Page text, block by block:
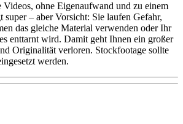
ohne Eigenaufwand und zu einem
super – aber Vorsicht: Sie laufen Gefahr,
das gleiche Material verwenden oder Ihr
enttarnt wird. Damit geht Ihnen ein großer
Originalität verloren. Stockfootage sollte
werden.